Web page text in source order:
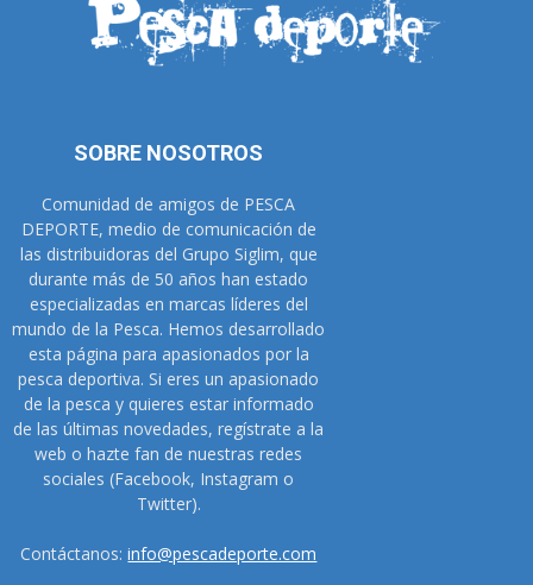
SOBRE NOSOTROS
Comunidad de amigos de PESCA
DEPORTE, medio de comunicación de
las distribuidoras del Grupo Siglim, que
durante más de 50 años han estado
especializadas en marcas líderes del
mundo de la Pesca. Hemos desarrollado
esta página para apasionados por la
pesca deportiva. Si eres un apasionado
de la pesca y quieres estar informado
de las últimas novedades, regístrate a la
web o hazte fan de nuestras redes
sociales (Facebook, Instagram o
Twitter).
Contáctanos:info@pescadeporte.com